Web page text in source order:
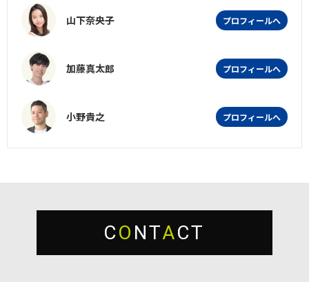
山下奈央子 プロフィールへ
加藤真太郎 プロフィールへ
小野貴之 プロフィールへ
CO NTACT